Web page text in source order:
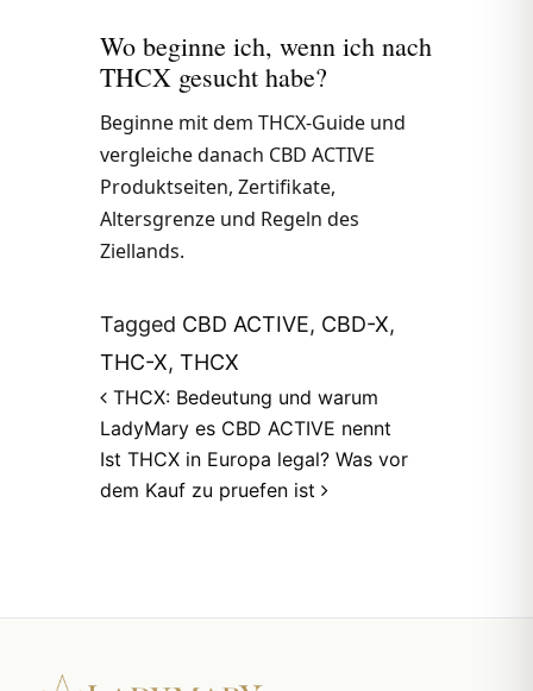
Wo beginne ich, wenn ich nach
THCX gesucht habe?
Beginne mit dem THCX-Guide und
vergleiche danach CBD ACTIVE
Produktseiten, Zertifikate,
Altersgrenze und Regeln des
Ziellands.
Tagged CBD ACTIVE, CBD-X,
THC-X, THCX
Post navigation
THCX: Bedeutung und warum
LadyMary es CBD ACTIVE nennt
Ist THCX in Europa legal? Was vor
dem Kauf zu pruefen ist